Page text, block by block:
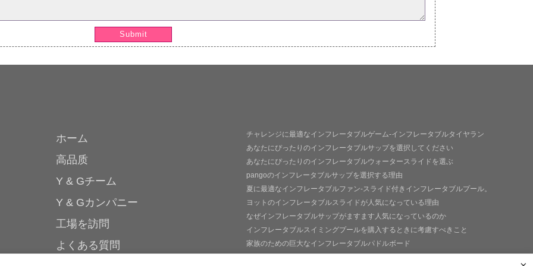
Submit
ホーム
高品质
Y & Gチーム
Y & Gカンパニー
工場を訪問
よくある質問
チャレンジに最適なインフレータブルゲーム-インフレータブルタイヤラン
あなたにぴったりのインフレータブルサップを選択してください
あなたにぴったりのインフレータブルウォータースライドを選ぶ
pangoのインフレータブルサップを選択する理由
夏に最適なインフレータブルファン-スライド付きインフレータブルプール。
ヨットのインフレータブルスライドが人気になっている理由
なぜインフレータブルサップがますます人気になっているのか
インフレータブルスイミングプールを購入するときに考慮すべきこと
家族のための巨大なインフレータブルパドルボード